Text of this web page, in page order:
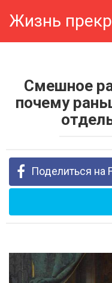
Жизнь
Смешное
почему
Поделиться на